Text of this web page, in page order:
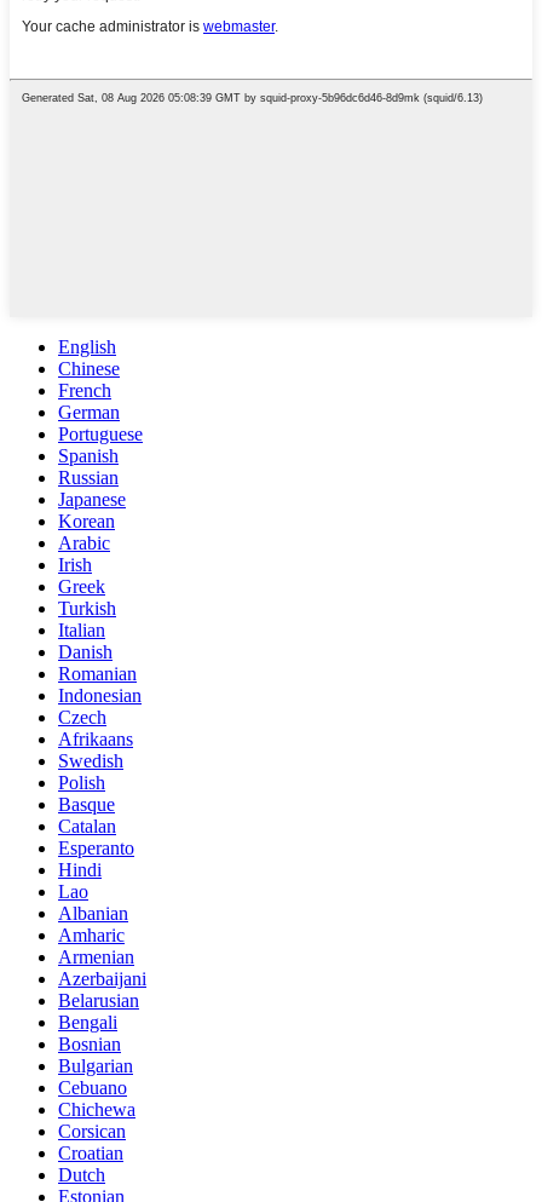
English
Chinese
French
German
Portuguese
Spanish
Russian
Japanese
Korean
Arabic
Irish
Greek
Turkish
Italian
Danish
Romanian
Indonesian
Czech
Afrikaans
Swedish
Polish
Basque
Catalan
Esperanto
Hindi
Lao
Albanian
Amharic
Armenian
Azerbaijani
Belarusian
Bengali
Bosnian
Bulgarian
Cebuano
Chichewa
Corsican
Croatian
Dutch
Estonian